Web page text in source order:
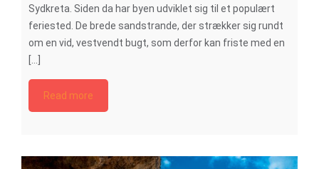
Sydkreta. Siden da har byen udviklet sig til et populært
feriested. De brede sandstrande, der strækker sig rundt
om en vid, vestvendt bugt, som derfor kan friste med en
[...]
Read more